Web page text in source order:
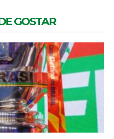
GOSTAR